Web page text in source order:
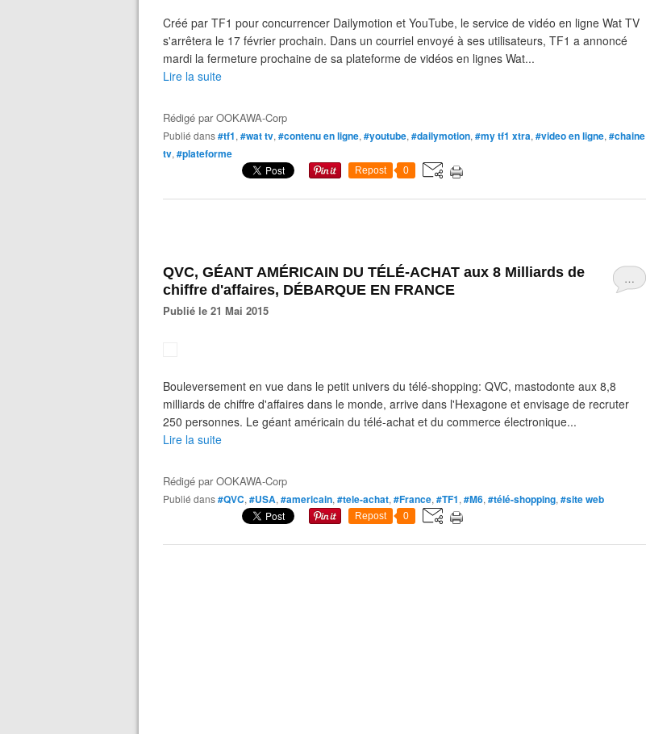
Créé par TF1 pour concurrencer Dailymotion et YouTube, le service de vidéo en ligne Wat TV
s'arrêtera le 17 février prochain. Dans un courriel envoyé à ses utilisateurs, TF1 a annoncé
mardi la fermeture prochaine de sa plateforme de vidéos en lignes Wat...
Lire la suite
Rédigé parOOKAWA-Corp
Publié dans#tf1, #wat tv, #contenu en ligne, #youtube, #dailymotion, #my tf1 xtra, #video en ligne, #chaine
tv, #plateforme
Repost 0
…
QVC, GÉANT AMÉRICAIN DU TÉLÉ-ACHAT aux 8 Milliards de
chiffre d'affaires, DÉBARQUE EN FRANCE
Publié le 21 Mai 2015
Bouleversement en vue dans le petit univers du télé-shopping: QVC, mastodonte aux 8,8
milliards de chiffre d'affaires dans le monde, arrive dans l'Hexagone et envisage de recruter
250 personnes. Le géant américain du télé-achat et du commerce électronique...
Lire la suite
Rédigé parOOKAWA-Corp
Publié dans#QVC, #USA, #americain, #tele-achat, #France, #TF1, #M6, #télé-shopping, #site web
Repost 0